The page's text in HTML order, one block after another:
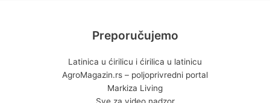
Preporučujemo
Latinica u ćirilicu i ćirilica u latinicu
AgroMagazin.rs – poljoprivredni portal
Markiza Living